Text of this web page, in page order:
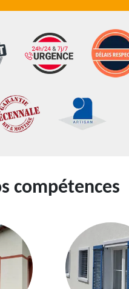
compétences